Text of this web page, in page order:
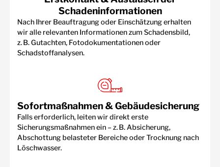
Schadeninformationen
Nach Ihrer Beauftragung oder Einschätzung erhalten
wir alle relevanten Informationen zum Schadensbild,
z. B. Gutachten, Fotodokumentationen oder
Schadstoffanalysen.
Sofortmaßnahmen & Gebäudesicherung
Falls erforderlich, leiten wir direkt erste
Sicherungsmaßnahmen ein – z. B. Absicherung,
Abschottung belasteter Bereiche oder Trocknung nach
Löschwasser.